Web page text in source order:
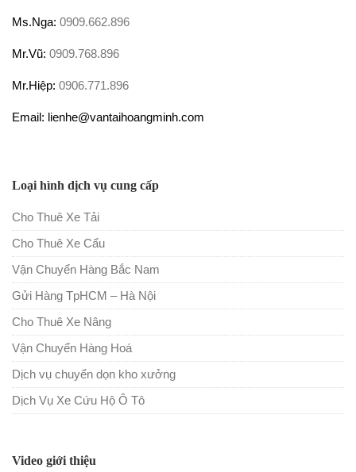
Ms.Nga: 0909.662.896
Mr.Vũ: 0909.768.896
Mr.Hiệp: 0906.771.896
Email: lienhe@vantaihoangminh.com
Loại hình dịch vụ cung cấp
Cho Thuê Xe Tải
Cho Thuê Xe Cẩu
Vận Chuyển Hàng Bắc Nam
Gửi Hàng TpHCM – Hà Nội
Cho Thuê Xe Nâng
Vận Chuyển Hàng Hoá
Dịch vụ chuyển dọn kho xưởng
Dịch Vụ Xe Cứu Hộ Ô Tô
Video giới thiệu